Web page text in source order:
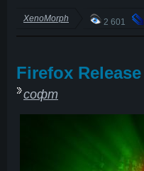
XenoMorph 2 601
Firefox Release
софт